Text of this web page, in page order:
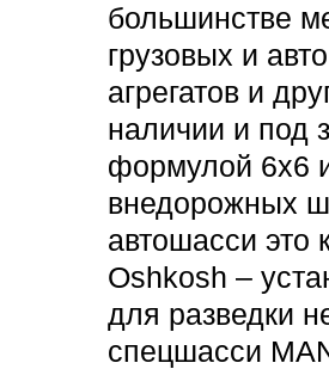
большинстве
грузовых и
агрегатов и
наличии и под
формулой 6х6
внедорожных
автошасси это
Oshkosh –
для разведки
спецшасси